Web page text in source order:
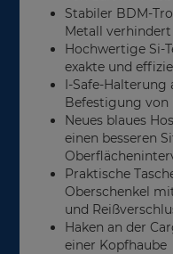
Stabiler BDM-
Metall
Hochwertige Si-
exakte und
I-Safe-Halterung
Befestigung
Neues blaues
einen besseren
Praktische
Oberschenkel
und
Haken an der
einer Kopfhaube